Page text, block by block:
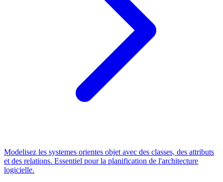
Modelisez les systemes orientes objet avec des classes, des attributs
et des relations. Essentiel pour la planification de l'architecture
logicielle.